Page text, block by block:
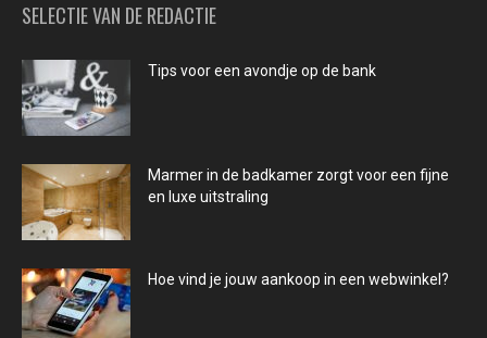
SELECTIE VAN DE REDACTIE
Tips voor een avondje op de bank
Marmer in de badkamer zorgt voor een fijne
en luxe uitstraling
Hoe vind je jouw aankoop in een webwinkel?